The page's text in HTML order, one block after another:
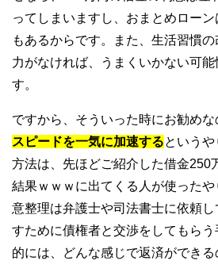
ってしまいますし、おまとめロー
もあるからです。また、生活習慣
力がなければ、うまくいかない可能
す。
ですから、そういった時にお勧めな
スピードを一気に加速するという
方法は、先ほどご紹介した借金250
結果ｗｗｗに出てくる人が使った
意整理は弁護士や司法書士に依頼
すために債権者と交渉をしてもら
的には、どんな感じで返済ができる